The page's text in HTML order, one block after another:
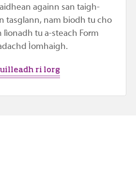
againn san taigh-
tasglann, nam biodh tu cho
lìonadh tu a-steach Form
Ìomhaigh.
ri lorg